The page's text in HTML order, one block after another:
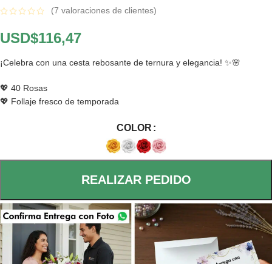
(7 valoraciones de clientes)
USD$116,47
¡Celebra con una cesta rebosante de ternura y elegancia! ✨🌸
💖 40 Rosas
💖 Follaje fresco de temporada
COLOR
REALIZAR PEDIDO